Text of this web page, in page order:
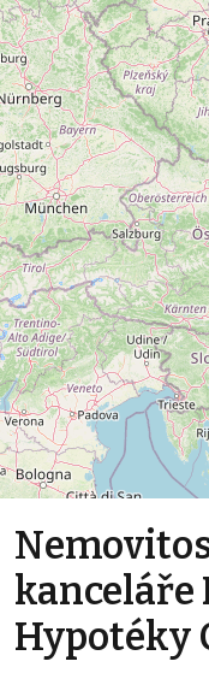
kanceláře
Hypotéky